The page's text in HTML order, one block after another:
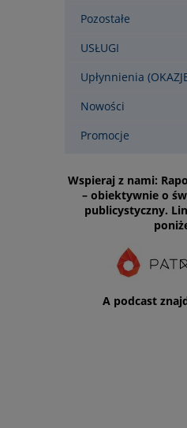
Pozostałe
USŁUGI
Upłynnienia
Nowości
Promocje
Wspieraj z nami:
– obiektywnie o
publicystyczny.
A podcast